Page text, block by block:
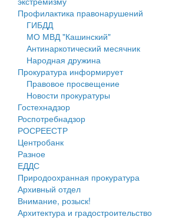
Нормативы градостроительного
Правила землепользования и
Генеральные планы
Проекты планировки территории
Собрание депутатов
Городское поселение
Сельские поселения
Профилактика правонарушений
ГИБДД
МО МВД "Кашинский"
Антинаркотический месячник
Народная дружина
Прокуратура информирует
Правовое просвещение
Новости прокуратуры
Гостехнадзор
Роспотребнадзор
РОСРЕЕСТР
Центробанк
Разное
ЕДДС
Природоохранная прокуратура
Архивный отдел
Внимание, розыск!
Архитектура и градостроительство